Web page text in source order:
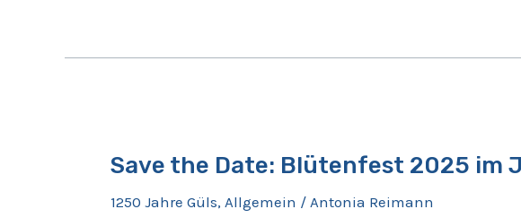
Save the Date: Blütenfest 2025 im
1250 Jahre Güls, Allgemein / Antonia Reimann
Date: